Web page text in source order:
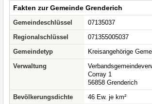
Fakten zur Gemeinde Grenderich
Gemeindeschlüssel
07135037
Regionalschlüssel
071355005037
Gemeindetyp
Kreisangehörige
Verwaltung
Corray 1
56858 Grenderich
Bevölkerungsdichte
46 Ew. je km²